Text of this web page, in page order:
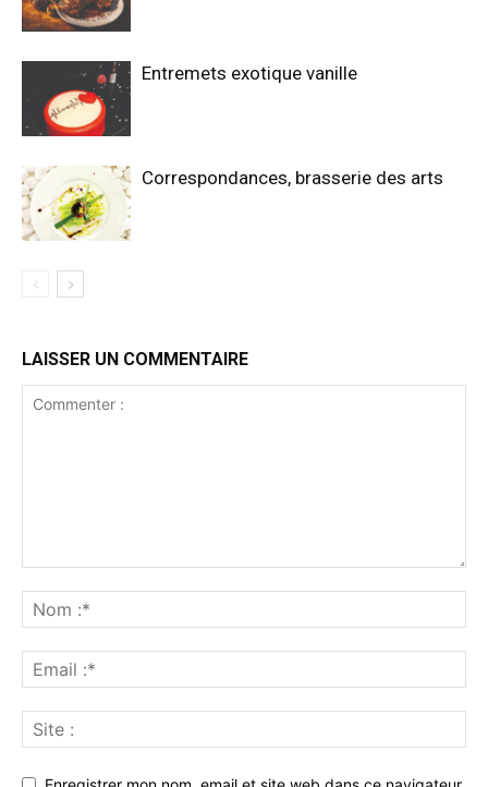
Entremets exotique vanille
Correspondances, brasserie des arts
LAISSER UN COMMENTAIRE